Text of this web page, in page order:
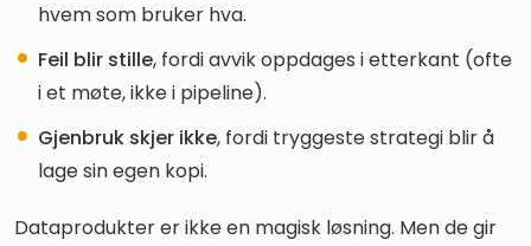
hvem som bruker hva.
Feil blir stille, fordi avvik oppdages i etterkant (ofte
i et møte, ikke i pipeline).
Gjenbruk skjer ikke, fordi tryggeste strategi blir å
lage sin egen kopi.
Dataprodukter er ikke en magisk løsning. Men de gir